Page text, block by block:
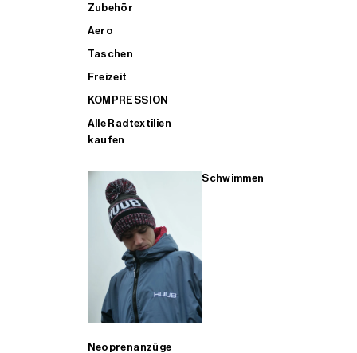
Zubehör
Aero
Taschen
Freizeit
KOMPRESSION
Alle Radtextilien
kaufen
Schwimmen
Neoprenanzüge